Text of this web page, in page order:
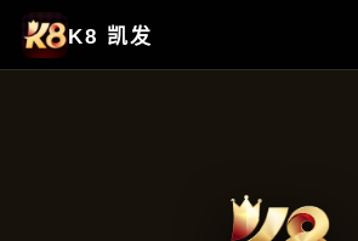
行业资讯